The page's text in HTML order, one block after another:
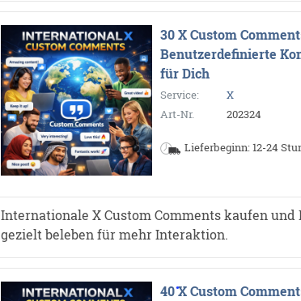
30 X Custom
Benutzerdefinierte
für Dich
Service:
X
Art-Nr.
202324
Lieferbeginn: 12-24
Internationale X Custom Comments kaufen
gezielt beleben für mehr Interaktion.
40 X Custom